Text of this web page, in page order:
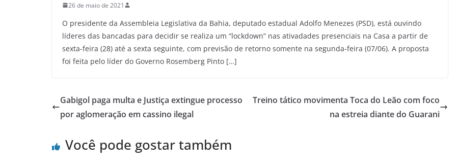
26 de maio de 2021
O presidente da Assembleia Legislativa da Bahia, deputado estadual Adolfo Menezes (PSD), está ouvindo
líderes das bancadas para decidir se realiza um “lockdown” nas ativadades presenciais na Casa a partir de
sexta-feira (28) até a sexta seguinte, com previsão de retorno somente na segunda-feira (07/06). A proposta
foi feita pelo líder do Governo Rosemberg Pinto […]
Gabigol paga multa e Justiça extingue processo
por aglomeração em cassino ilegal
Treino tático movimenta Toca do Leão com foco
na estreia diante do Guarani
Você pode gostar também